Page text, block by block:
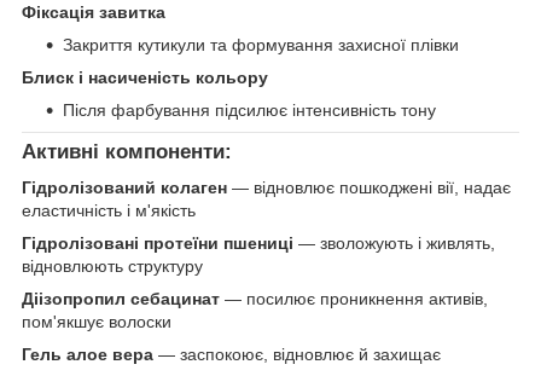
Фіксація завитка
Закриття кутикули та формування захисної плівки
Блиск і насиченість кольору
Після фарбування підсилює інтенсивність тону
Активні компоненти:
Гідролізований колаген — відновлює пошкоджені вії, надає
еластичність і м'якість
Гідролізовані протеїни пшениці — зволожують і живлять,
відновлюють структуру
Діізопропил себацинат — посилює проникнення активів,
пом'якшує волоски
Гель алое вера — заспокоює, відновлює й захищає